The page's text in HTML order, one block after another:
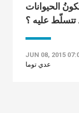
الحيوانات
JUN 08, 2015
عدي توما